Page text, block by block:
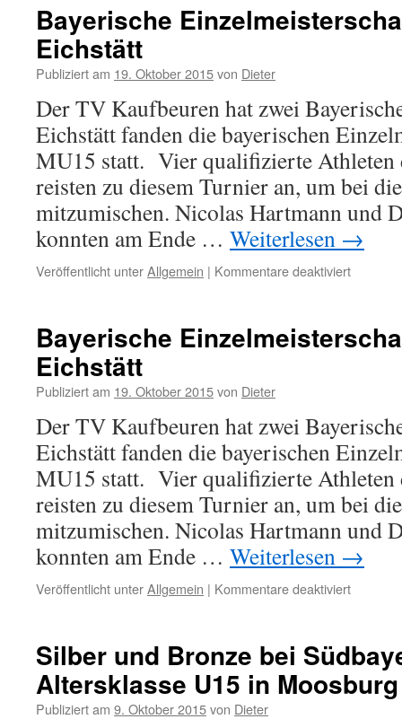
in
Bayerische
Eichstätt
Publiziert am 19. Oktober 2015von Dieter
Der TV Kaufbeuren hat zwei
Eichstätt fanden die bayerischen
MU15 statt. Vier qualifizierte Athleten
reisten zu diesem Turnier an, um bei
mitzumischen. Nicolas Hartmann und
konnten am Ende … Weiterlesen →
Veröffentlicht unterAllgemein | Kommentare deaktiviertfür
MU15
Bayerische
Eichstätt
Publiziert am 19. Oktober 2015von Dieter
Der TV Kaufbeuren hat zwei
Eichstätt fanden die bayerischen
MU15 statt. Vier qualifizierte Athleten
reisten zu diesem Turnier an, um bei
mitzumischen. Nicolas Hartmann und
konnten am Ende … Weiterlesen →
Veröffentlicht unterAllgemein | Kommentare deaktiviertfür
MU15
in
Eichstätt
Silber und Bronze bei
Altersklasse U15 in Moosburg
Publiziert am 9. Oktober 2015von Dieter